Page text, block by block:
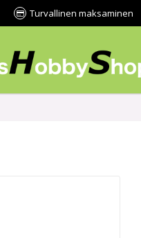
Turvallinen maksaminen